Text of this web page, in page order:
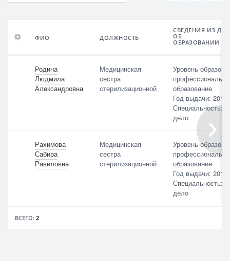
Должность
документа
образовании
и
приема
ФИО ДОЛЖНОСТЬ
СВЕДЕНИЯ ИЗ
ОБ
ОБРАЗОВАНИИ
Родина
Людмила
Александровна
Медицинская
сестра
стерилизационной
Уровень
образование
Год выдачи: 2016
Специальность:
дело
Рахимова
Сабира
Равиловна
Медицинская
сестра
стерилизационной
Уровень
образование
Год выдачи: 2012
Специальность:
дело
ВСЕГО: 2